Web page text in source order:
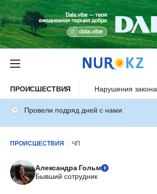
ПРОИСШЕСТВИЯ Нарушения закона
Провели подряд дней с нами
ПРОИСШЕСТВИЯ ЧП
Александра Гольм
Бывший сотрудник